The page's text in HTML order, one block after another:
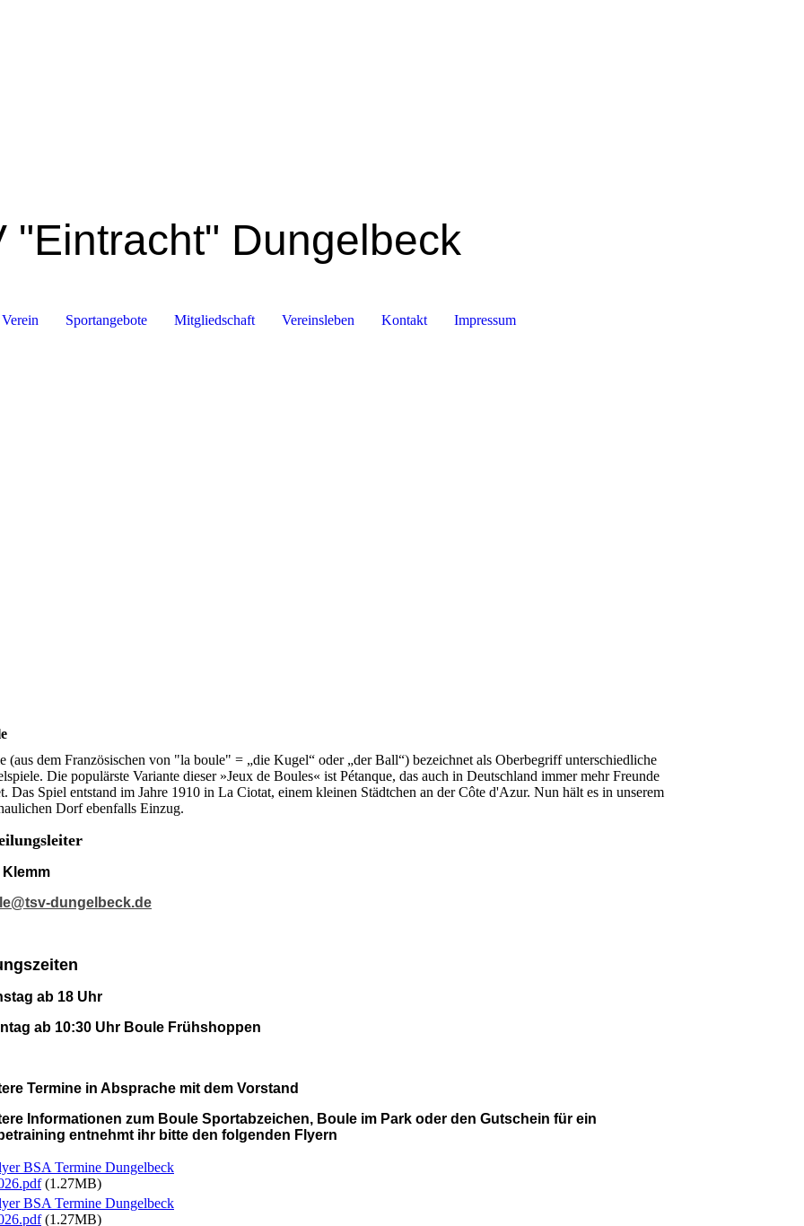
"Eintracht" Dungelbeck
Sportangebote Mitgliedschaft Vereinsleben Kontakt Impressum
(aus dem Französischen von "la boule" = „die Kugel“ oder „der Ball“) bezeichnet als Oberbegriff unterschiedliche
Die populärste Variante dieser »Jeux de Boules« ist Pétanque, das auch in Deutschland immer mehr Freunde
Das Spiel entstand im Jahre 1910 in La Ciotat, einem kleinen Städtchen an der Côte d'Azur. Nun hält es in unserem
Dorf ebenfalls Einzug.
Klemm
dungelbeck.de
ab 18 Uhr
ab 10:30 Uhr Boule Frühshoppen
Termine in Absprache mit dem Vorstand
Informationen zum Boule Sportabzeichen, Boule im Park oder den Gutschein für ein
entnehmt ihr bitte den folgenden Flyern
BSA Termine Dungelbeck
(1.27MB)
BSA Termine Dungelbeck
(1.27MB)